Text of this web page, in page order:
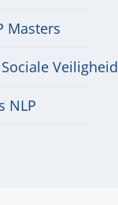
Masters
Veiligheid
NLP